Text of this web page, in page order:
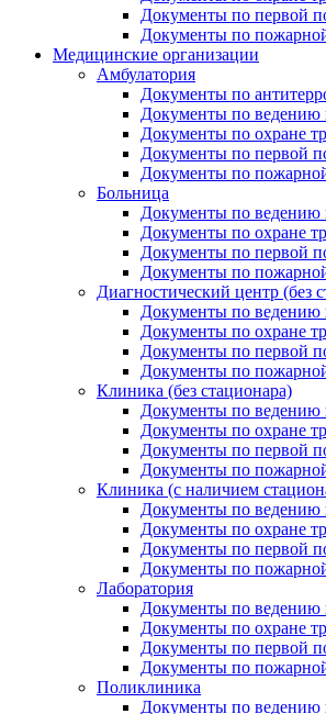
Документы по первой
Документы по
Медицинские организации
Амбулатория
Документы по
Документы по ведению
Документы по охране
Документы по первой
Документы по
Больница
Документы по ведению
Документы по охране
Документы по первой
Документы по
Диагностический центр (без
Документы по ведению
Документы по охране
Документы по первой
Документы по пожарной
Клиника (без стационара)
Документы по ведению
Документы по охране
Документы по первой
Документы по
Клиника (с наличием
Документы по ведению
Документы по охране
Документы по первой
Документы по
Лаборатория
Документы по ведению
Документы по охране
Документы по первой
Документы по
Поликлиника
Документы по ведению